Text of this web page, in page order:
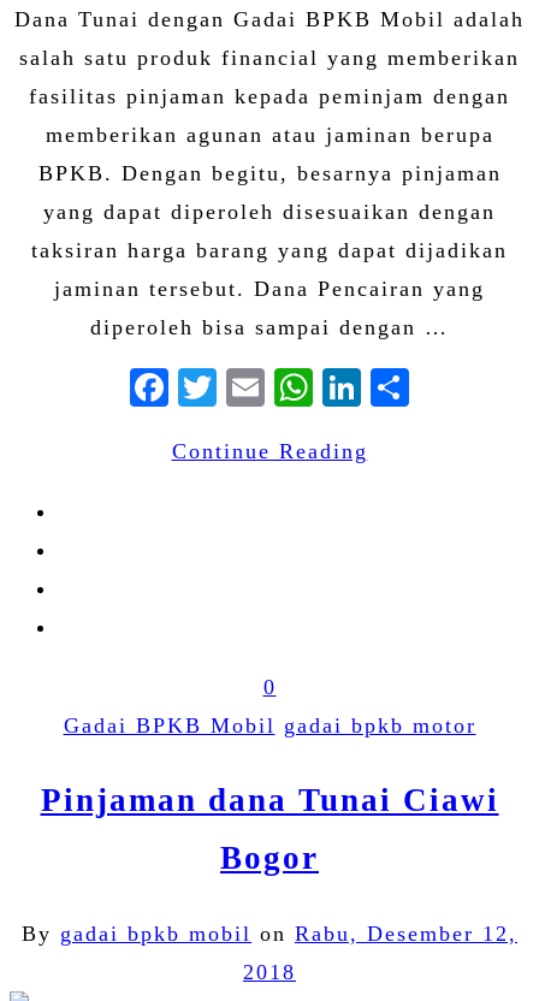
Dana Tunai dengan Gadai BPKB Mobil adalah
salah satu produk financial yang memberikan
fasilitas pinjaman kepada peminjam dengan
memberikan agunan atau jaminan berupa
BPKB. Dengan begitu, besarnya pinjaman
yang dapat diperoleh disesuaikan dengan
taksiran harga barang yang dapat dijadikan
jaminan tersebut. Dana Pencairan yang
diperoleh bisa sampai dengan …
Facebook
Twitter
EmailWhatsApp
LinkedIn
Continue Reading
0
Gadai BPKB Mobil gadai bpkb motor
Pinjaman dana Tunai Ciawi
Bogor
By gadai bpkb mobil on Rabu, Desember 12,
2018